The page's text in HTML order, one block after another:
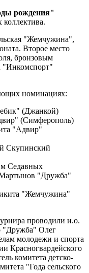
рождения"
"Жемчужина",
Второе место
бронзовым
"Инкомспорт"
номинациях:
(Джанкой)
(Симферополь)
"Адвир"
Скупинский
Седавных
"Дружба"
"Жемчужина"
проводили и.о.
"Дружба" Олег
молодежи и спорта
Красногвардейского
комитета детско-
"Года сельского